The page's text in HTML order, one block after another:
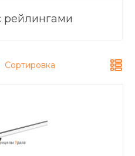
рейлингами
Сортировка